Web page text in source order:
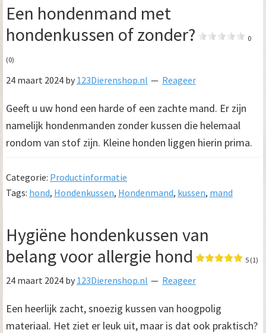
Een hondenmand met
hondenkussen of zonder?
0
(0)
24 maart 2024 by 123Dierenshop.nl Reageer
Geeft u uw hond een harde of een zachte mand. Er zijn
namelijk hondenmanden zonder kussen die helemaal
rondom van stof zijn. Kleine honden liggen hierin prima.
Categorie: Productinformatie
Tags: hond, Hondenkussen, Hondenmand, kussen, mand
Hygiëne hondenkussen van
belang voor allergie hond
5 (1)
24 maart 2024 by 123Dierenshop.nl Reageer
Een heerlijk zacht, snoezig kussen van hoogpolig
materiaal. Het ziet er leuk uit, maar is dat ook praktisch?